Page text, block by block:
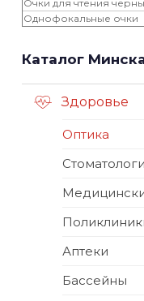
Очки для чтения
Однофокальные очки
Каталог
Здоровье
Оптика
Аптеки
Бассейны